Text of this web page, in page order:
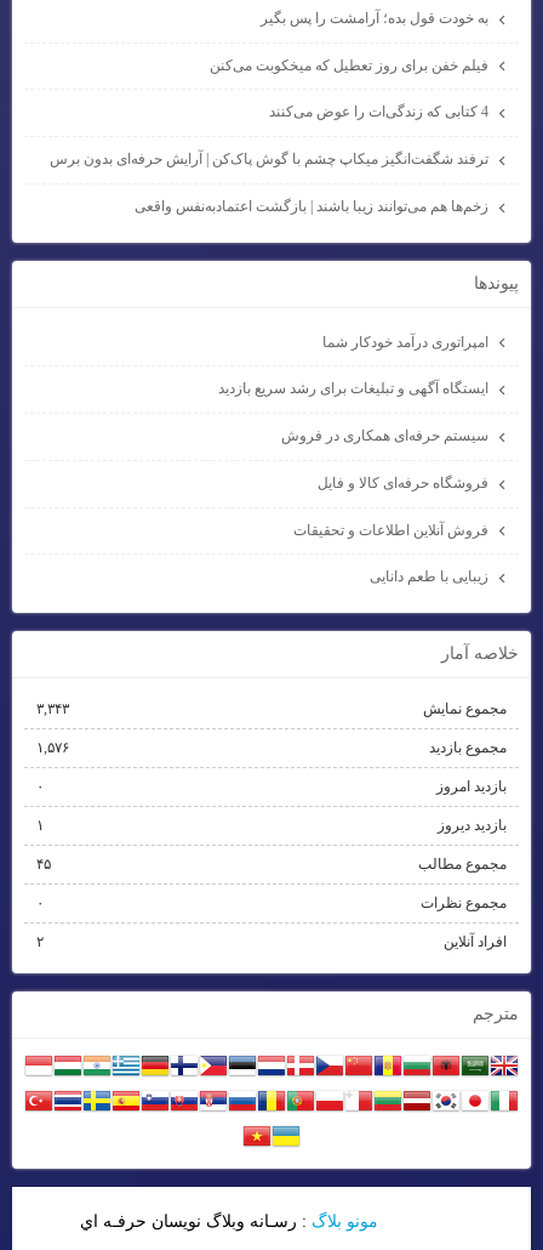
به خودت قول بده؛ آرامشت را پس بگیر
فیلم خفن برای روز تعطیل که میخکوبت می‌کنن
4 کتابی که زندگی‌ات را عوض می‌کنند
ترفند شگفت‌انگیز میکاپ چشم با گوش پاک‌کن | آرایش حرفه‌ای بدون برس
زخم‌ها هم می‌توانند زیبا باشند | بازگشت اعتمادبه‌نفس واقعی
پيوندها
امپراتوری درآمد خودکار شما
ایستگاه آگهی و تبلیغات برای رشد سریع بازدید
سیستم حرفه‌ای همکاری در فروش
فروشگاه حرفه‌ای کالا و فایل
فروش آنلاین اطلاعات و تحقیقات
زیبایی با طعم دانایی
خلاصه آمار
مجموع نمایش‌ ۳,۳۴۳
مجموع بازدید ۱,۵۷۶
بازدید امروز ۰
بازدید دیروز ۱
مجموع مطالب ۴۵
مجموع نظرات ۰
افراد آنلاین ۲
مترجم
مونو بلاگ : رسـانه وبلاگ نويسان حرفـه اي